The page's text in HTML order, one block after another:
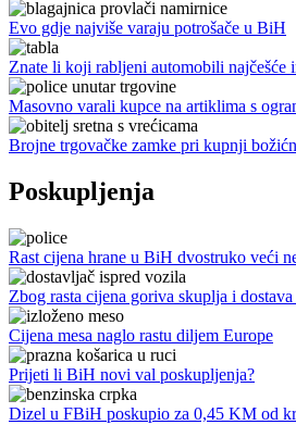
Evo gdje najviše varaju potrošače u BiH
Znate li koji rabljeni automobili
Masovno varali kupce na artiklima s
Brojne trgovačke zamke pri kupnji
Poskupljenja
Rast cijena hrane u BiH dvostruko veći
Zbog rasta cijena goriva skuplja i
Cijena mesa naglo rastu diljem Europe
Prijeti li BiH novi val poskupljenja?
Dizel u FBiH poskupio za 0,45 KM od